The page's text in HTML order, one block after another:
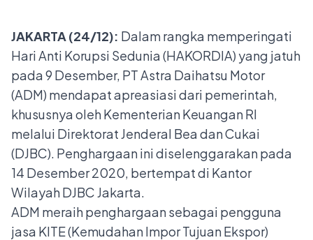
JAKARTA (24/12): Dalam rangka memperingati
Hari Anti Korupsi Sedunia (HAKORDIA) yang jatuh
pada 9 Desember, PT Astra Daihatsu Motor
(ADM) mendapat apreasiasi dari pemerintah,
khususnya oleh Kementerian Keuangan RI
melalui Direktorat Jenderal Bea dan Cukai
(DJBC). Penghargaan ini diselenggarakan pada
14 Desember 2020, bertempat di Kantor
Wilayah DJBC Jakarta.
ADM meraih penghargaan sebagai pengguna
jasa KITE (Kemudahan Impor Tujuan Ekspor)